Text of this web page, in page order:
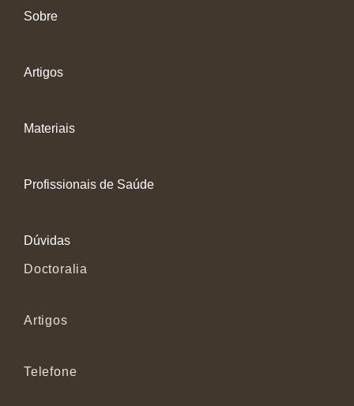
Sobre
Artigos
Materiais
Profissionais de Saúde
Dúvidas
Doctoralia
Artigos
Telefone